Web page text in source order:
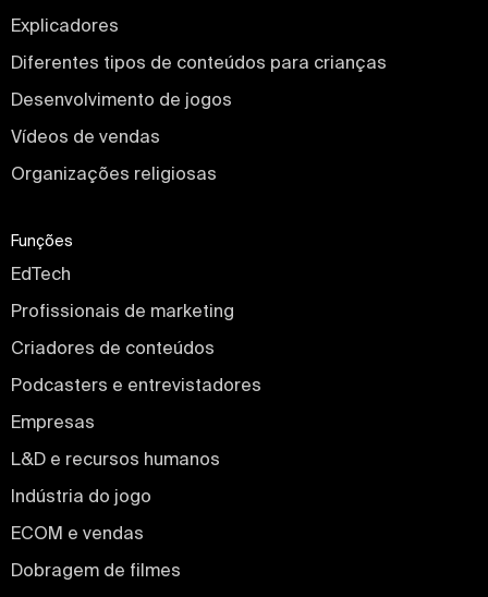
Explicadores
Diferentes tipos de conteúdos para crianças
Desenvolvimento de jogos
Vídeos de vendas
Organizações religiosas
Funções
EdTech
Profissionais de marketing
Criadores de conteúdos
Podcasters e entrevistadores
Empresas
L&D e recursos humanos
Indústria do jogo
ECOM e vendas
Dobragem de filmes